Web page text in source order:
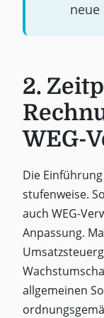
2.
WEG-
Die
stufenweise.
auch WEG-
Anpassung.
allgemeinen